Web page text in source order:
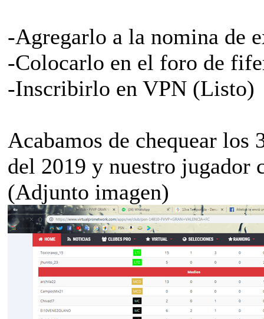
-Agregarlo a la nomina de
-Colocarlo en el foro de
-Inscribirlo en VPN (Listo)
Acabamos de chequear los
del 2019 y nuestro jugador
(Adjunto imagen)